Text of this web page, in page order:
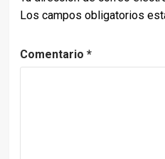
Los campos obligatorios
Comentario *